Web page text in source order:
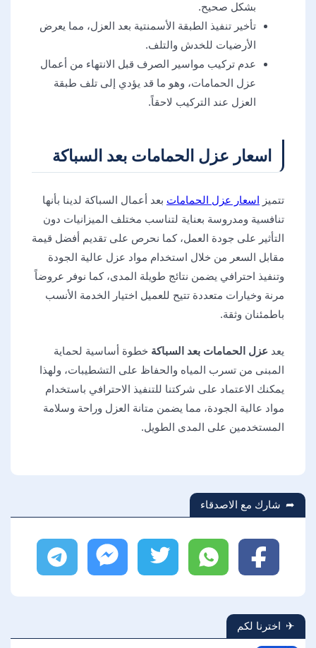
بشكل صحيح.
تأخير تنفيذ الطبقة الأسمنتية بعد العزل، مما يعرض
الأرضيات للخدش والتلف.
عدم تركيب مواسير الصرف قبل الانتهاء من أعمال
عزل الحمامات، وهو ما قد يؤدي إلى تلف طبقة
العزل عند التركيب لاحقاً.
اسعار عزل الحمامات بعد السباكة
تتميز اسعار عزل الحمامات بعد أعمال السباكة لدينا بأنها
تنافسية ومدروسة بعناية لتناسب مختلف الميزانيات دون
التأثير على جودة العمل، كما نحرص على تقديم أفضل قيمة
مقابل السعر من خلال استخدام مواد عزل عالية الجودة
وتنفيذ احترافي يضمن نتائج طويلة المدى، كما نوفر عروضاً
مرنة وخيارات متعددة تتيح للعميل اختيار الخدمة الأنسب
باطمئنان وثقة.
يعد عزل الحمامات بعد السباكة خطوة أساسية لحماية
المبنى من تسرب المياه والحفاظ على التشطيبات، ولهذا
يمكنك الاعتماد على شركتنا للتنفيذ الاحترافي باستخدام
مواد عالية الجودة، مما يضمن متانة العزل وراحة وسلامة
المستخدمين على المدى الطويل.
شارك مع الاصدقاء
فيسبوك واتساب ماسنجر
اخترنا لكم